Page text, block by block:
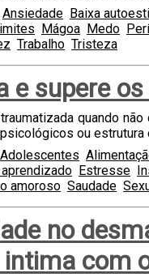
Ansiedade Baixa
Mágoa Medo
Trabalho Tristeza
e supere
quando
ou estrutura
Adolescentes
Estresse
amoroso Saudade
no
com